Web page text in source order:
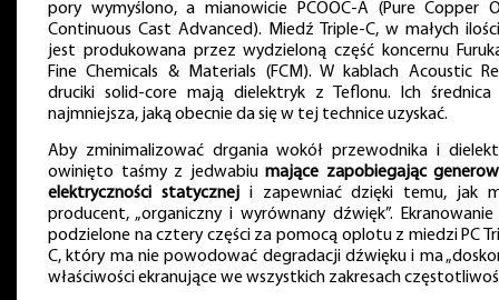
pory wymyślono, a mianowicie PCOOC-A (Pure Copper
Continuous Cast Advanced). Miedź Triple-C, w małych
jest produkowana przez wydzieloną część koncernu
Fine Chemicals & Materials (FCM). W kablach Acoustic
druciki solid-core mają dielektryk z Teflonu. Ich
najmniejsza, jaką obecnie da się w tej technice uzyskać.
Aby zminimalizować drgania wokół przewodnika i
owinięto taśmy z jedwabiu mające zapobiegając
elektryczności statyczneji zapewniać dzięki temu, jak
producent, „organiczny i wyrównany dźwięk”.
podzielone na cztery części za pomocą oplotu z miedzi PC
C, który ma nie powodować degradacji dźwięku i ma
właściwości ekranujące we wszystkich zakresach